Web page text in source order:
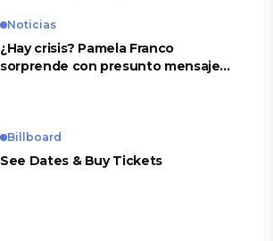
Noticias
¿Hay crisis? Pamela Franco
sorprende con presunto mensaje
Billboard
See Dates & Buy Tickets